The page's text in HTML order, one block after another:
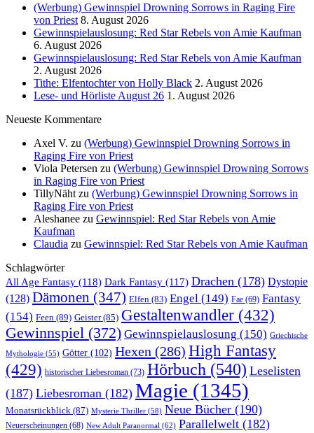
(Werbung) Gewinnspiel Drowning Sorrows in Raging Fire
von Priest 8. August 2026
Gewinnspielauslosung: Red Star Rebels von Amie Kaufman
6. August 2026
Gewinnspielauslosung: Red Star Rebels von Amie Kaufman
2. August 2026
Tithe: Elfentochter von Holly Black 2. August 2026
Lese- und Hörliste August 26 1. August 2026
Neueste Kommentare
Axel V. zu (Werbung) Gewinnspiel Drowning Sorrows in
Raging Fire von Priest
Viola Petersen zu (Werbung) Gewinnspiel Drowning Sorrows
in Raging Fire von Priest
TillyNäht zu (Werbung) Gewinnspiel Drowning Sorrows in
Raging Fire von Priest
Aleshanee zu Gewinnspiel: Red Star Rebels von Amie
Kaufman
Claudia zu Gewinnspiel: Red Star Rebels von Amie Kaufman
Schlagwörter
All Age Fantasy (118) Dark Fantasy (117) Drachen (178) Dystopie
(128) Dämonen (347) Elfen (83) Engel (149) Fae (69) Fantasy
(154) Feen (89) Geister(85) Gestaltenwandler (432)
Gewinnspiel (372) Gewinnspielauslosung (150) Griechische
Mythologie (55) Götter (102) Hexen (286) High Fantasy
(429) historischer Liebesroman (73) Hörbuch (540) Leselisten
(187) Liebesroman (182) Magie (1345)
Monatsrückblick (87) Mysterie Thriller (58) Neue Bücher (190)
Neuerscheinungen (68) New Adult Paranormal (62) Parallelwelt (182)